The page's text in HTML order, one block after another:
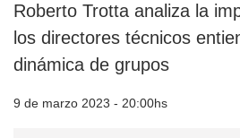
Roberto Trotta analiza la
los directores técnicos
dinámica de grupos
9 de marzo 2023 - 20:00hs